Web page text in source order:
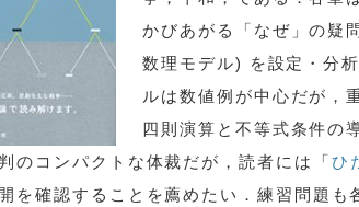
かびあがる「なぜ」の疑
数理モデル) を設定・分
ルは数値例が中心だが，
四則演算と不等式条件の
のコンパクトな体裁だが，読者には「ひ
を確認することを薦めたい．練習問題